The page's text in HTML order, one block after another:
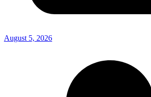
August 5, 2026